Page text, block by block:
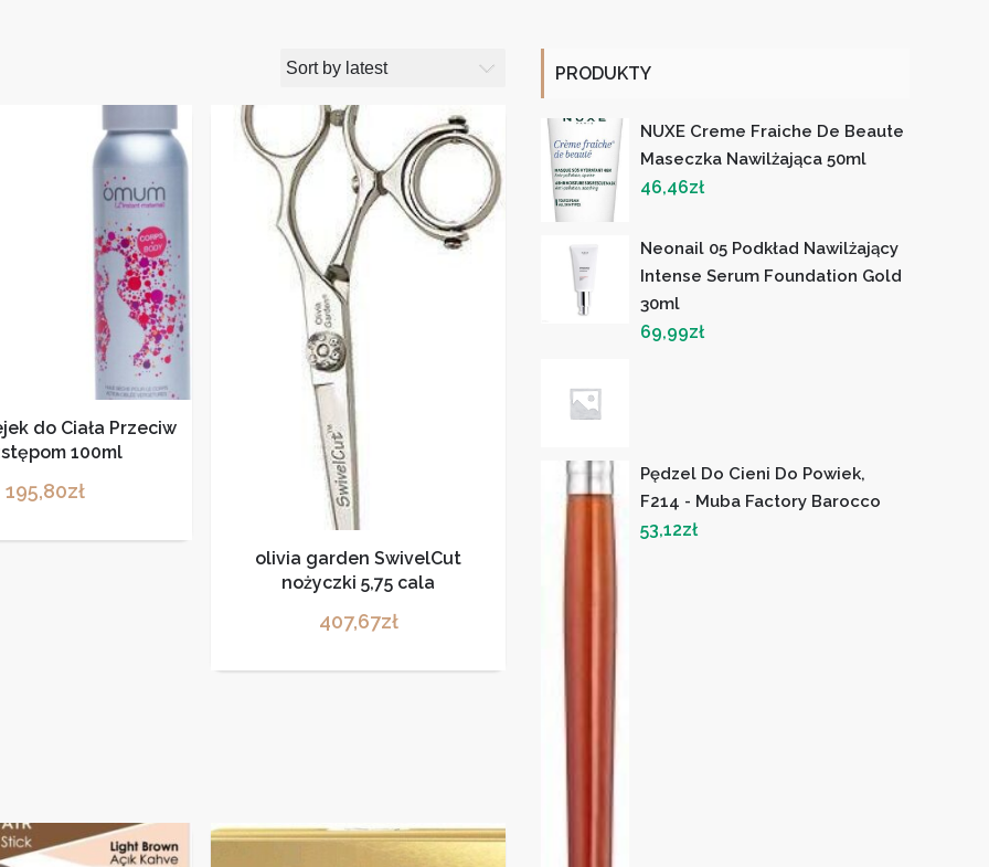
do Ciała Przeciw
100ml
195,80zł
olivia garden SwivelCut
nożyczki 5,75 cala
407,67zł
PRODUKTY
NUXE Creme Fraiche De Beaute
Maseczka Nawilżająca 50ml
46,46zł
Neonail 05 Podkład Nawilżający
Intense Serum Foundation Gold
30ml
69,99zł
Pędzel Do Cieni Do Powiek,
F214 - Muba Factory Barocco
53,12zł